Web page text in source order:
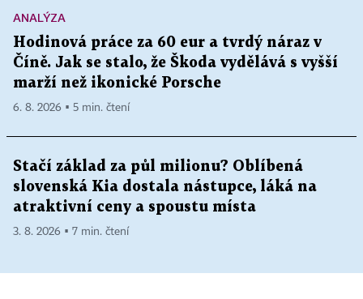
ANALÝZA
Hodinová práce za 60 eur a tvrdý náraz v
Číně. Jak se stalo, že Škoda vydělává s vyšší
marží než ikonické Porsche
6. 8. 2026 ▪ 5 min. čtení
Stačí základ za půl milionu? Oblíbená
slovenská Kia dostala nástupce, láká na
atraktivní ceny a spoustu místa
3. 8. 2026 ▪ 7 min. čtení